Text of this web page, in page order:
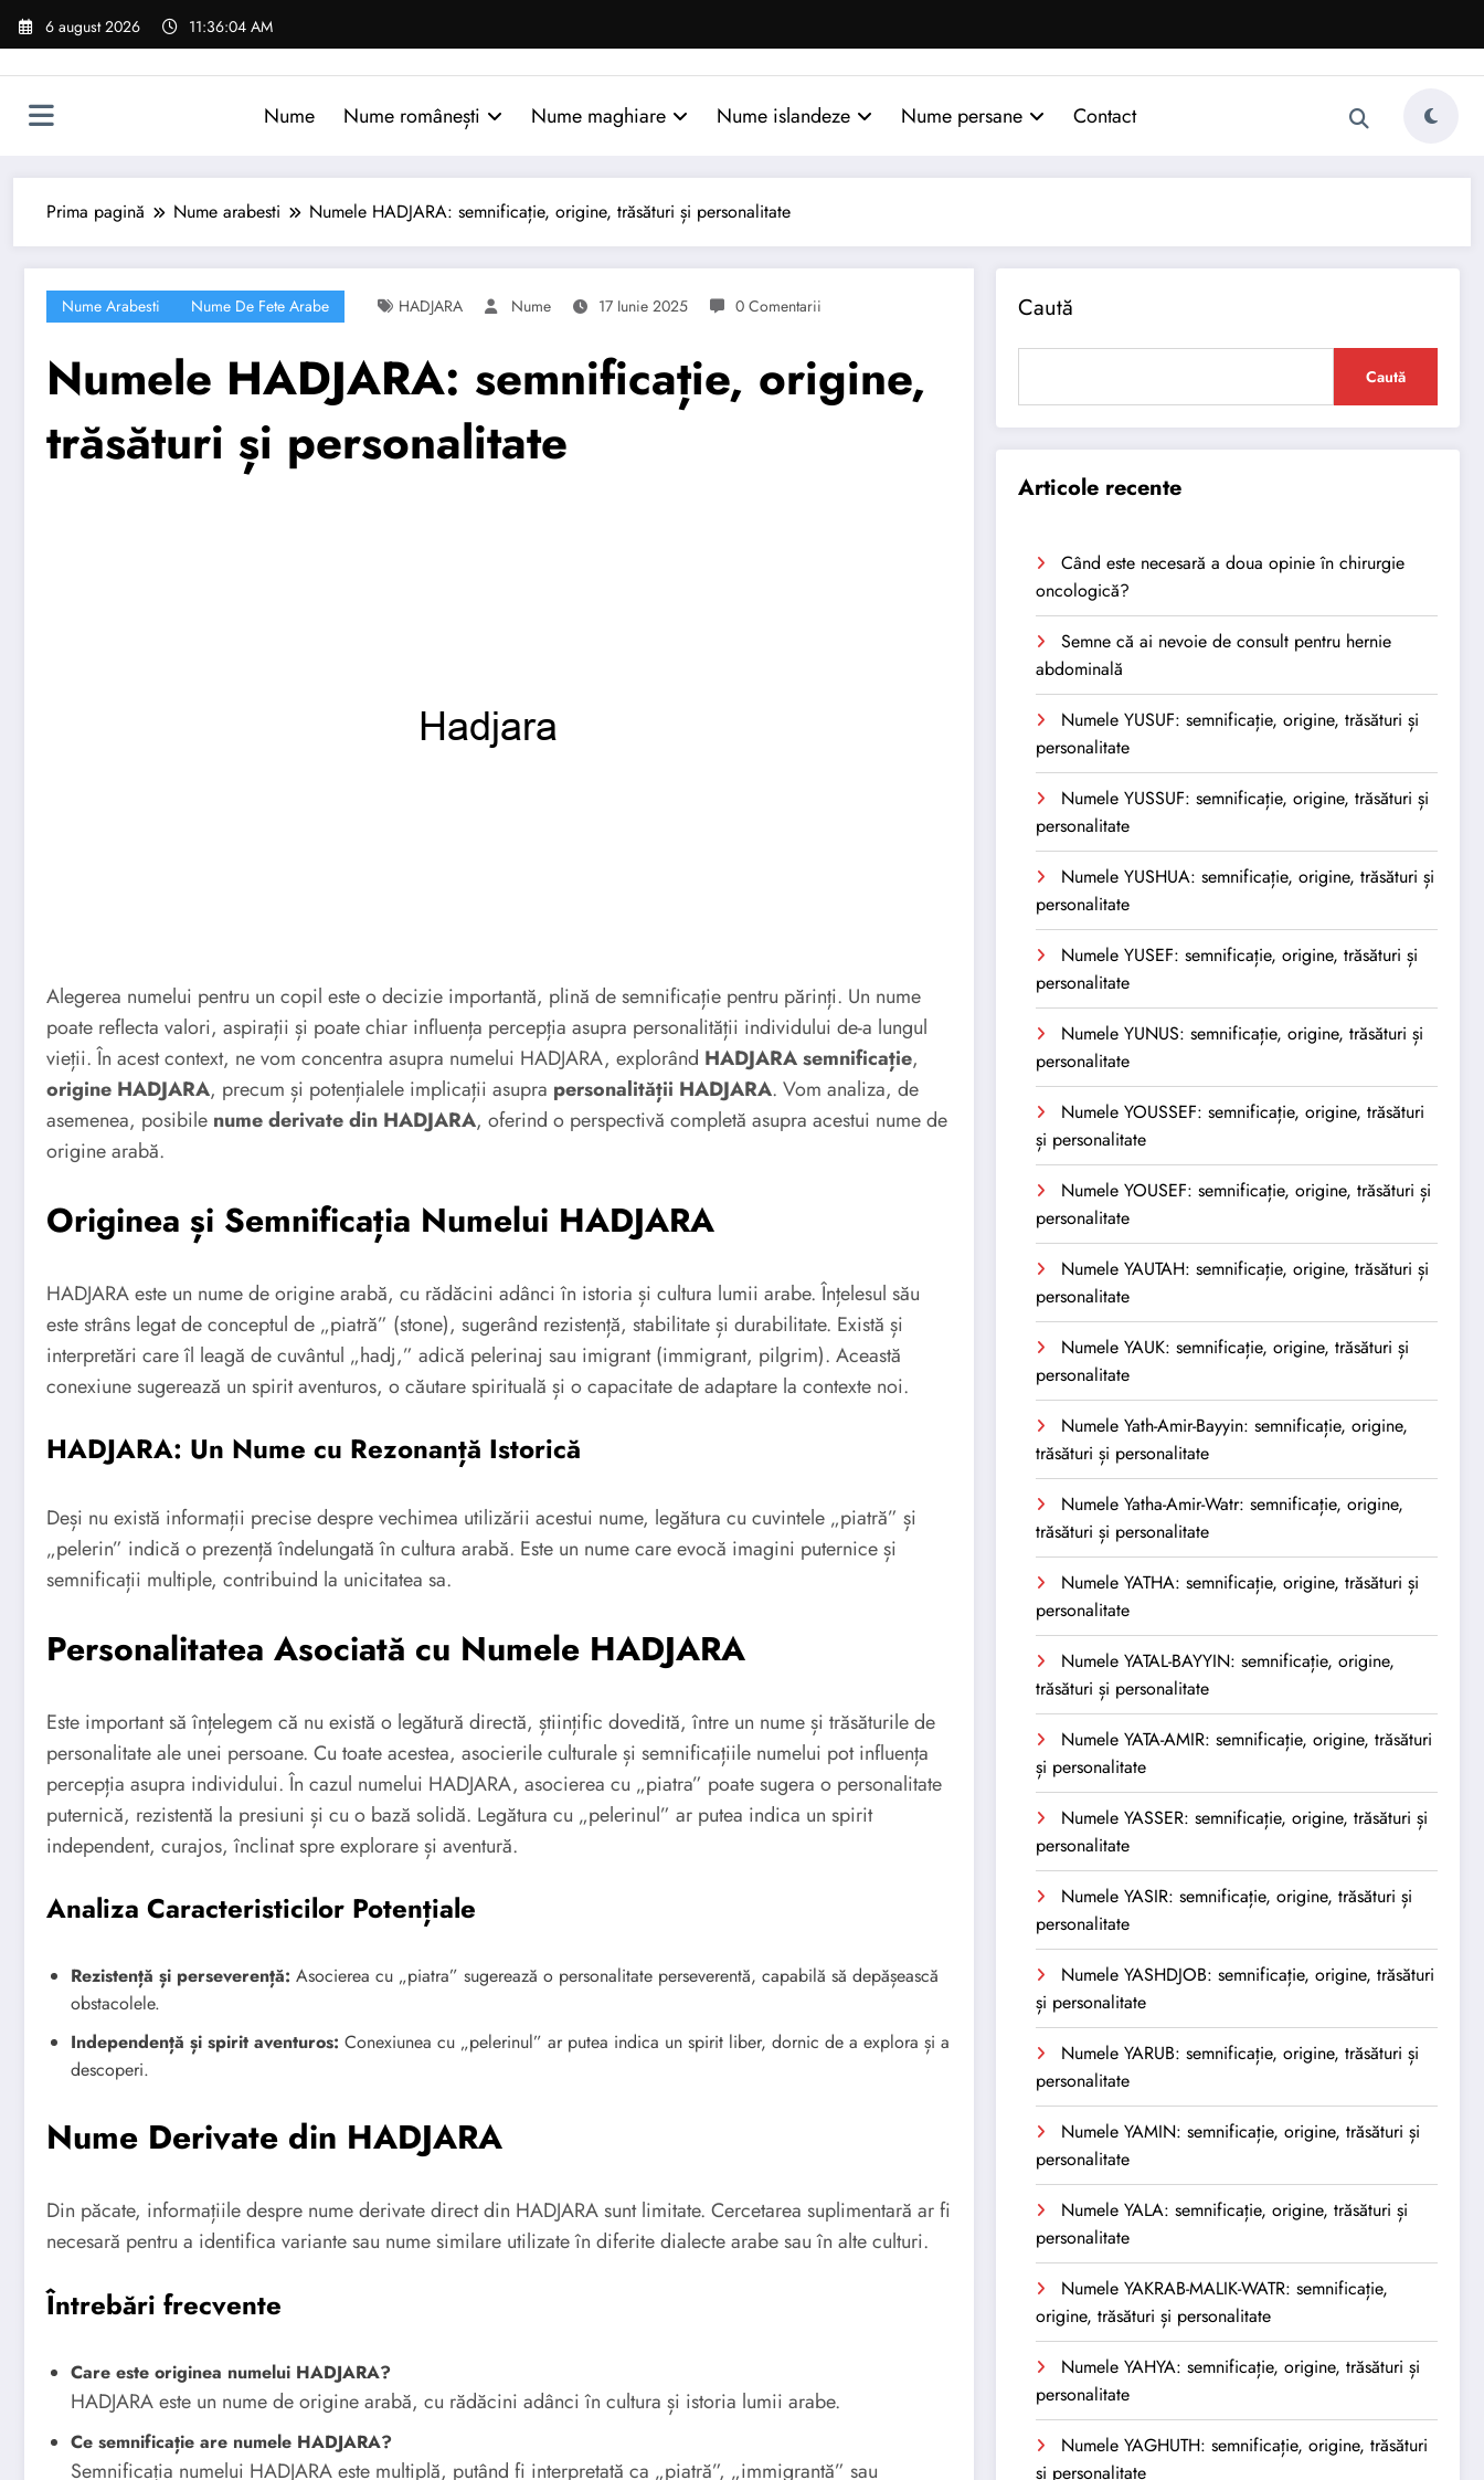
Sari
6 august 2026 11:36:05 AM
Nume Nume românești Nume maghiare Nume islandeze Nume persane Contact
Prima pagină Nume arabesti Numele HADJARA: semnificație, origine, trăsături și personalitate
Nume Arabesti Nume De Fete Arabe HADJARA Nume 17 Iunie 2025 0 Comentarii
Numele HADJARA: semnificație, origine,
trăsături și personalitate
Alegerea numelui pentru un copil este o decizie importantă, plină de semnificație pentru părinți. Un nume
poate reflecta valori, aspirații și poate chiar influența percepția asupra personalității individului de-a lungul
vieții. În acest context, ne vom concentra asupra numelui HADJARA, explorând HADJARA semnificație,
origine HADJARA, precum și potențialele implicații asupra personalității HADJARA. Vom analiza, de
asemenea, posibile nume derivate din HADJARA, oferind o perspectivă completă asupra acestui nume de
origine arabă.
Originea și Semnificația Numelui HADJARA
HADJARA este un nume de origine arabă, cu rădăcini adânci în istoria și cultura lumii arabe. Înțelesul său
este strâns legat de conceptul de „piatră” (stone), sugerând rezistență, stabilitate și durabilitate. Există și
interpretări care îl leagă de cuvântul „hadj,” adică pelerinaj sau imigrant (immigrant, pilgrim). Această
conexiune sugerează un spirit aventuros, o căutare spirituală și o capacitate de adaptare la contexte noi.
HADJARA: Un Nume cu Rezonanță Istorică
Deși nu există informații precise despre vechimea utilizării acestui nume, legătura cu cuvintele „piatră” și
„pelerin” indică o prezență îndelungată în cultura arabă. Este un nume care evocă imagini puternice și
semnificații multiple, contribuind la unicitatea sa.
Personalitatea Asociată cu Numele HADJARA
Este important să înțelegem că nu există o legătură directă, științific dovedită, între un nume și trăsăturile de
personalitate ale unei persoane. Cu toate acestea, asocierile culturale și semnificațiile numelui pot influența
percepția asupra individului. În cazul numelui HADJARA, asocierea cu „piatra” poate sugera o personalitate
puternică, rezistentă la presiuni și cu o bază solidă. Legătura cu „pelerinul” ar putea indica un spirit
independent, curajos, înclinat spre explorare și aventură.
Analiza Caracteristicilor Potențiale
Rezistență și perseverență: Asocierea cu „piatra” sugerează o personalitate perseverentă, capabilă să depășească
obstacolele.
Independență și spirit aventuros: Conexiunea cu „pelerinul” ar putea indica un spirit liber, dornic de a explora și a
descoperi.
Nume Derivate din HADJARA
Din păcate, informațiile despre nume derivate direct din HADJARA sunt limitate. Cercetarea suplimentară ar fi
necesară pentru a identifica variante sau nume similare utilizate în diferite dialecte arabe sau în alte culturi.
Întrebări frecvente
Care este originea numelui HADJARA?
HADJARA este un nume de origine arabă, cu rădăcini adânci în cultura și istoria lumii arabe.
Ce semnificație are numele HADJARA?
Semnificația numelui HADJARA este multiplă, putând fi interpretată ca „piatră”, „immigrantă” sau
Caută
Caută
Articole recente
Când este necesară a doua opinie în chirurgie
oncologică?
Semne că ai nevoie de consult pentru hernie
abdominală
Numele YUSUF: semnificație, origine, trăsături și
personalitate
Numele YUSSUF: semnificație, origine, trăsături și
personalitate
Numele YUSHUA: semnificație, origine, trăsături și
personalitate
Numele YUSEF: semnificație, origine, trăsături și
personalitate
Numele YUNUS: semnificație, origine, trăsături și
personalitate
Numele YOUSSEF: semnificație, origine, trăsături
și personalitate
Numele YOUSEF: semnificație, origine, trăsături și
personalitate
Numele YAUTAH: semnificație, origine, trăsături și
personalitate
Numele YAUK: semnificație, origine, trăsături și
personalitate
Numele Yath-Amir-Bayyin: semnificație, origine,
trăsături și personalitate
Numele Yatha-Amir-Watr: semnificație, origine,
trăsături și personalitate
Numele YATHA: semnificație, origine, trăsături și
personalitate
Numele YATAL-BAYYIN: semnificație, origine,
trăsături și personalitate
Numele YATA-AMIR: semnificație, origine, trăsături
și personalitate
Numele YASSER: semnificație, origine, trăsături și
personalitate
Numele YASIR: semnificație, origine, trăsături și
personalitate
Numele YASHDJOB: semnificație, origine, trăsături
și personalitate
Numele YARUB: semnificație, origine, trăsături și
personalitate
Numele YAMIN: semnificație, origine, trăsături și
personalitate
Numele YALA: semnificație, origine, trăsături și
personalitate
Numele YAKRAB-MALIK-WATR: semnificație,
origine, trăsături și personalitate
Numele YAHYA: semnificație, origine, trăsături și
personalitate
Numele YAGHUTH: semnificație, origine, trăsături
și personalitate